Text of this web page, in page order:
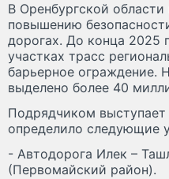
В Оренбургской
повышению
дорогах. До конца 2025
участках трасс
барьерное ограждение.
выделено более 40
Подрядчиком
определило следующие
- Автодорога Илек –
(Первомайский район).